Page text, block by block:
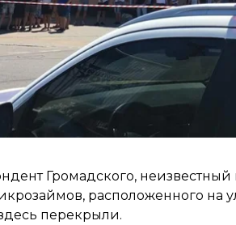
Громадского,
расположенного на
перекрыли.